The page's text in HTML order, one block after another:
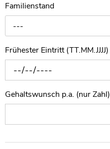
Familienstand
---
Frühester Eintritt (TT.MM.JJJJ)
Gehaltswunsch p.a. (nur Zahl)